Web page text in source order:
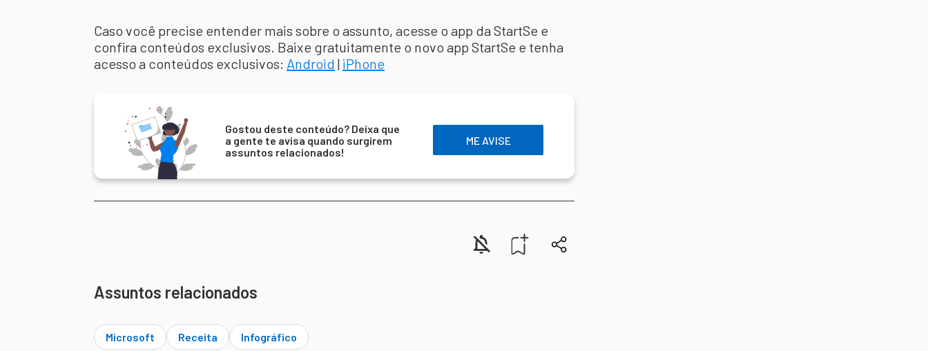
Caso você precise entender mais sobre o assunto, acesse o app da StartSe e
confira conteúdos exclusivos. Baixe gratuitamente o novo app StartSe e tenha
acesso a conteúdos exclusivos: Android | iPhone
Gostou deste conteúdo? Deixa que
a gente te avisa quando surgirem
assuntos relacionados!
ME AVISE
Assuntos relacionados
Microsoft Receita Infográfico